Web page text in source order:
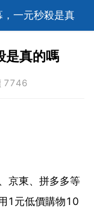
一元秒殺是真
是真的嗎
7746
京東、拼多多等
1元低價購物10